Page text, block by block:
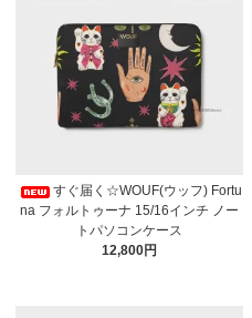
すぐ届く☆WOUF(ウッフ) Fortu
na フォルトゥーナ 15/16インチ ノー
トパソコンケース
12,800円